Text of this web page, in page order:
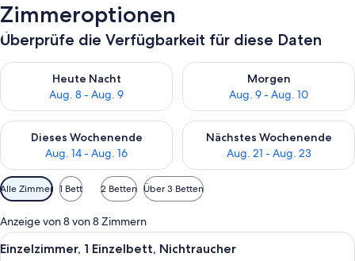
Zimmeroptionen
Überprüfe die Verfügbarkeit für diese Daten
Heute Nacht
Aug. 8 - Aug. 9
Überprüfe die Verfügbarkeit für heute Nacht, Aug. 8 - Aug. 9.
Morgen
Aug. 9 - Aug. 10
Überprüfe die Verfügbarkeit
Dieses Wochenende
Aug. 14 - Aug. 16
Überprüfe die Verfügbarkeit für dieses Wochenende, Aug. 14
Nächstes Wochenende
Aug. 21 - Aug. 23
Überprüfe die Verfügbarkeit
Verfügbare
Filter
für
Zimmer
Alle Zimmer 1 Bett 2 Betten Über 3 Betten
Anzeige von 8 von 8 Zimmern
Alle
Ein Hotelzimmer mit zwei
7
Einzelzimmer, 1 Einzelbett, Nichtraucher